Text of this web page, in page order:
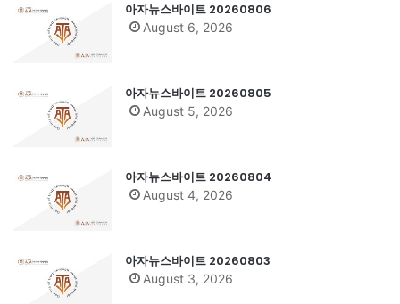
아자뉴스바이트 20260806
August 6, 2026
아자뉴스바이트 20260805
August 5, 2026
아자뉴스바이트 20260804
August 4, 2026
아자뉴스바이트 20260803
August 3, 2026